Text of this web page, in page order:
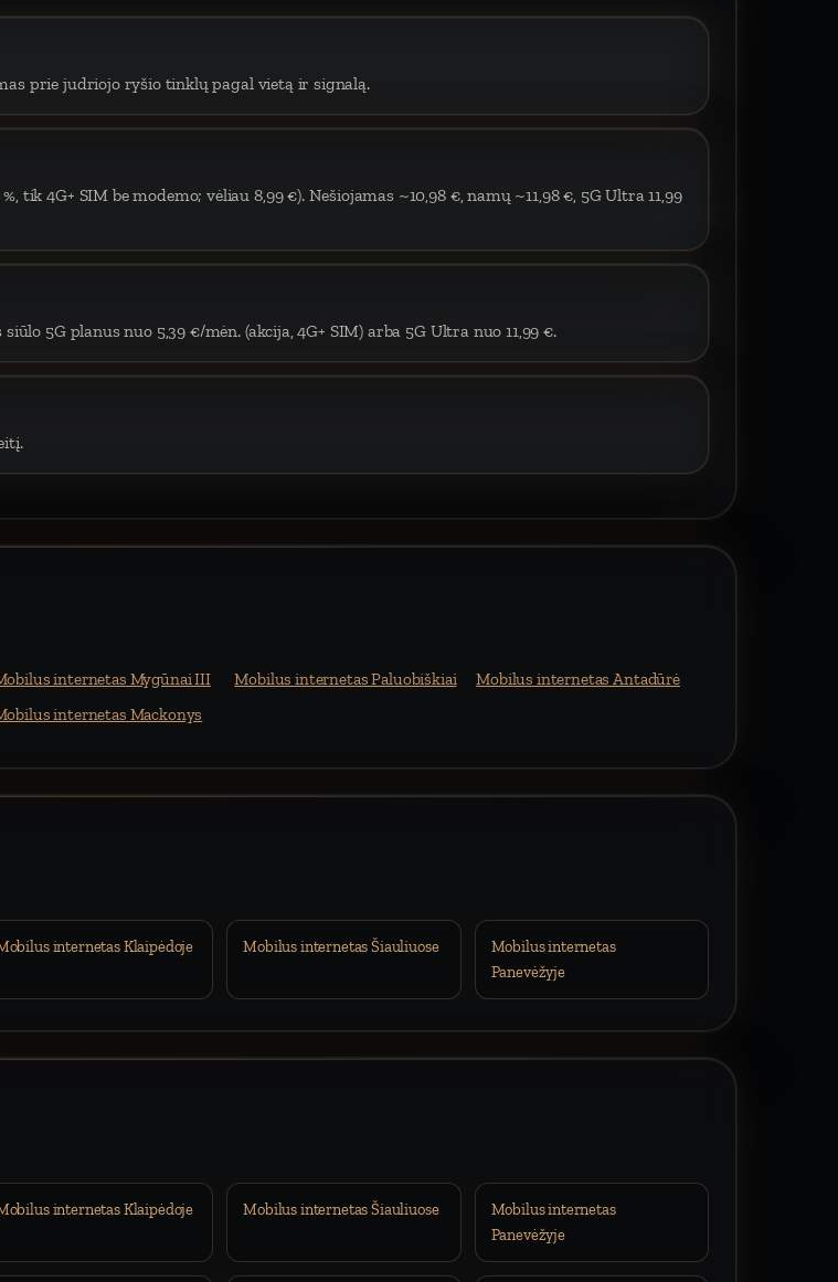
prie judriojo ryšio tinklų pagal vietą ir signalą.
4G+ SIM be modemo; vėliau 8,99 €). Nešiojamas ~10,98 €, namų ~11,98 €, 5G Ultra 11,99
5G planus nuo 5,39 €/mėn. (akcija, 4G+ SIM) arba 5G Ultra nuo 11,99 €.
internetas Mygūnai III Mobilus internetas Paluobiškiai
Mobilus internetas Antadūrė
internetas Mackonys
internetas Klaipėdoje Mobilus internetas Šiauliuose
Mobilus internetas
Panevėžyje
internetas Klaipėdoje Mobilus internetas Šiauliuose
Mobilus internetas
Panevėžyje